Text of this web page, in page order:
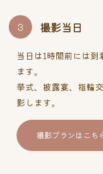
撮影当日
当日は1時間前には
ます。
挙式、披露宴、指輪
影します。
撮影プランはこち